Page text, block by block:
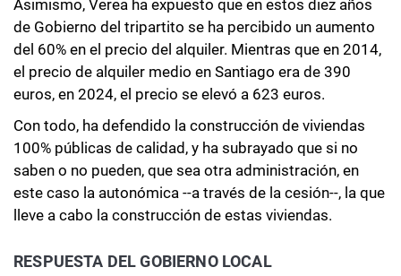
Asimismo, Verea ha expuesto que en estos diez años
de Gobierno del tripartito se ha percibido un aumento
del 60% en el precio del alquiler. Mientras que en 2014,
el precio de alquiler medio en Santiago era de 390
euros, en 2024, el precio se elevó a 623 euros.
Con todo, ha defendido la construcción de viviendas
100% públicas de calidad, y ha subrayado que si no
saben o no pueden, que sea otra administración, en
este caso la autonómica --a través de la cesión--, la que
lleve a cabo la construcción de estas viviendas.
RESPUESTA DEL GOBIERNO LOCAL